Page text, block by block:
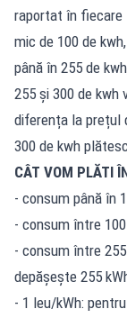
raportat în fiecare
mic de 100 de
până în 255 de
255 și 300 de kwh
diferența la prețul
300 de kwh
CÂT VOM PLĂTI
- consum până în
- consum între
- consum între
depășește 255
- 1 leu/kWh: